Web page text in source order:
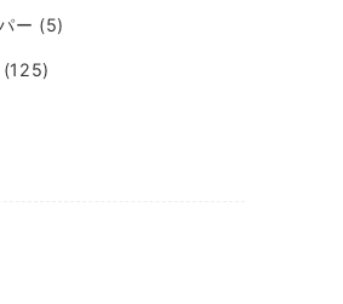
ー (5)
(125)